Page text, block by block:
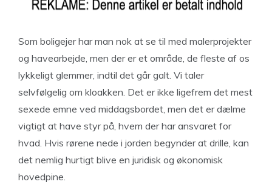
Som boligejer har man nok at se til med malerprojekter
og havearbejde, men der er et område, de fleste af os
lykkeligt glemmer, indtil det går galt. Vi taler
selvfølgelig om kloakken. Det er ikke ligefrem det mest
sexede emne ved middagsbordet, men det er dælme
vigtigt at have styr på, hvem der har ansvaret for
hvad. Hvis rørene nede i jorden begynder at drille, kan
det nemlig hurtigt blive en juridisk og økonomisk
hovedpine.